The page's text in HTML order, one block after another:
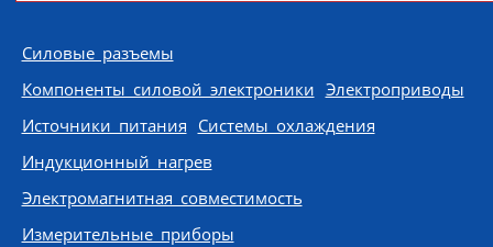
Skip to content
Силовые разъемы
Компоненты силовой электроники Электроприводы
Источники питания Системы охлаждения
Индукционный нагрев
Электромагнитная совместимость
Измерительные приборы